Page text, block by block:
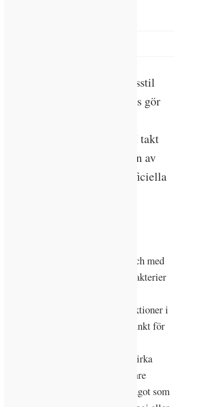
Det moderna samhällets livsstil
med många timmar inomhus gör
helhetsgrepp på belysning. I takt
med att vi vistas större delen av
dygnet inomhus får det artificiella
Människor, djur, växter och till och med
vissa encelliga organismer och bakterier
timmarssystem som reglerar funktioner i
cellen så att de sker vid rätt tidpunkt för
cirkadiska rytmen efter latinets cirka
diem, ”ungefär en dag”. Denna inre
klocka styr oss mer än vi anar, något som